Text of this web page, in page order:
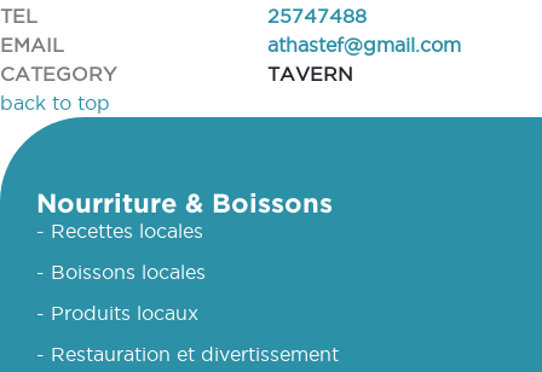
TEL
25747488
EMAIL
athastef@gmail.com
CATEGORY
TAVERN
back to top
Nourriture & Boissons
- Recettes locales
- Boissons locales
- Produits locaux
- Restauration et divertissement